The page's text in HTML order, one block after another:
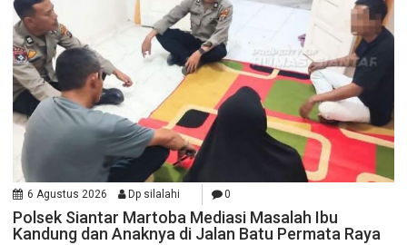
6 Agustus 2026 Dp silalahi 0
Polsek Siantar Martoba Mediasi Masalah Ibu
Kandung dan Anaknya di Jalan Batu Permata Raya